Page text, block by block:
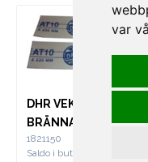
var
DHR VEKE RUND FÖR
BRÄNNARE 5, 4ST
1821150
Saldo i butik